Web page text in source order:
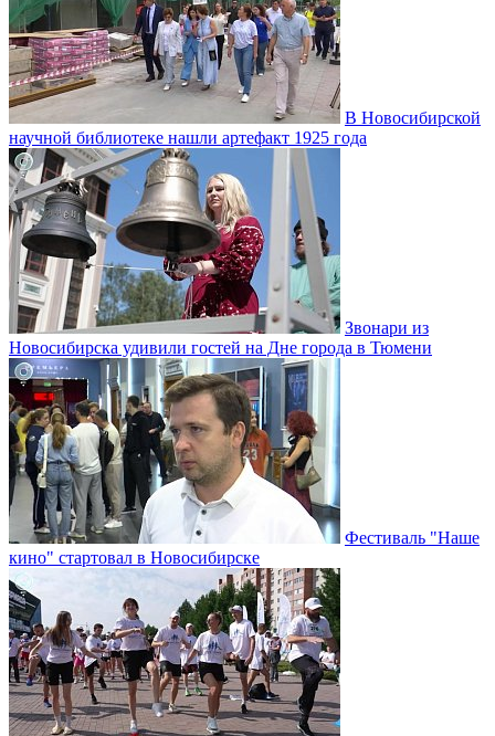
В Новосибирской
научной библиотеке нашли артефакт 1925 года
Звонари из
Новосибирска удивили гостей на Дне города в Тюмени
Фестиваль "Наше
кино" стартовал в Новосибирске